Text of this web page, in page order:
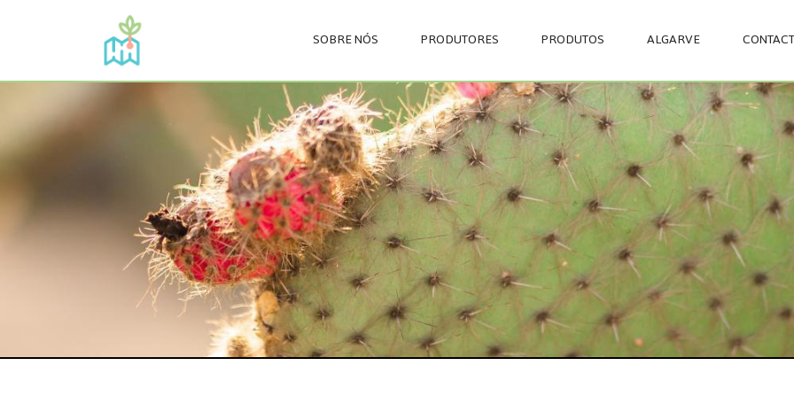
o
principal
SOBRE NÓS PRODUTORES PRODUTOS ALGARVE